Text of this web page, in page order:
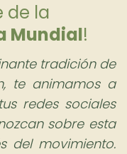
de la
Mundial!
tradición de
te animamos a
redes sociales
sobre esta
del movimiento.